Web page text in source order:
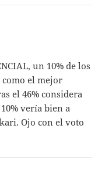
un 10% de los
como el mejor
el 46% considera
vería bien a
Ojo con el voto